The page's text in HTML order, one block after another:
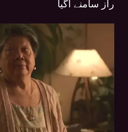
راز سامنے آگیا